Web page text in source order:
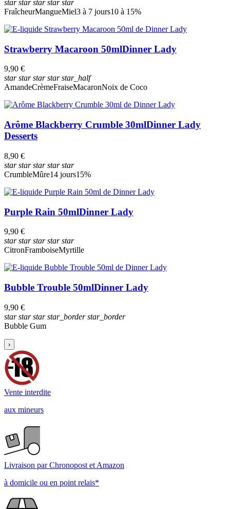
starstarstarstarstar
FraîcheurMangueMiel3 à 7 jours10 à 15%
Strawberry Macaroon 50mlDinner Lady
9,90 €
starstarstarstarstar_half
AmandeCrèmeFraiseMacaronNoix de Coco
Arôme Blackberry Crumble 30mlDinner Lady
Desserts
8,90 €
starstarstarstarstar
CrumbleMûre14 jours15%
Purple Rain 50mlDinner Lady
9,90 €
starstarstarstarstar
CitronFramboiseMyrtille
Bubble Trouble 50mlDinner Lady
9,90 €
starstarstarstar_borderstar_border
Bubble Gum
›
Vente interdite
aux mineurs
Livraison par Chronopost et Amazon
à domicile ou en point relais*